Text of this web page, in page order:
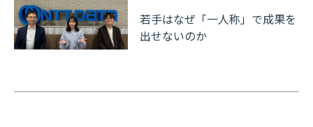
若手はなぜ「一人称」で成果を
出せないのか